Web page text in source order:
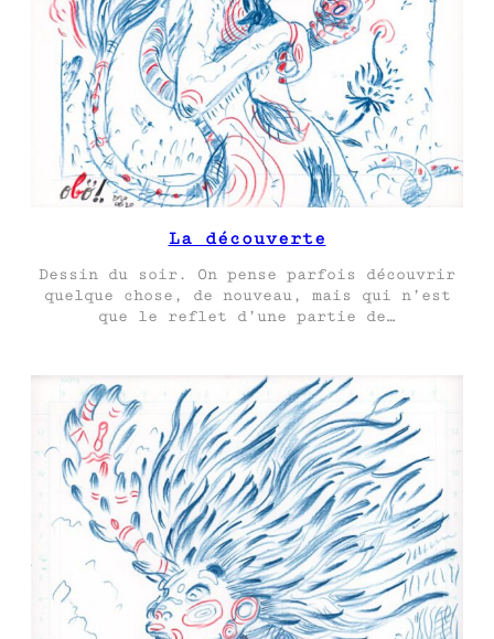
La découverte
Dessin du soir. On pense parfois découvrir
quelque chose, de nouveau, mais qui n’est
que le reflet d’une partie de…